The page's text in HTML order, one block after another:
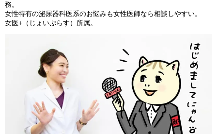
務。
女性特有の泌尿器科医系のお悩みも女性医師なら相談しやすい。
女医+（じょいぷらす）所属。